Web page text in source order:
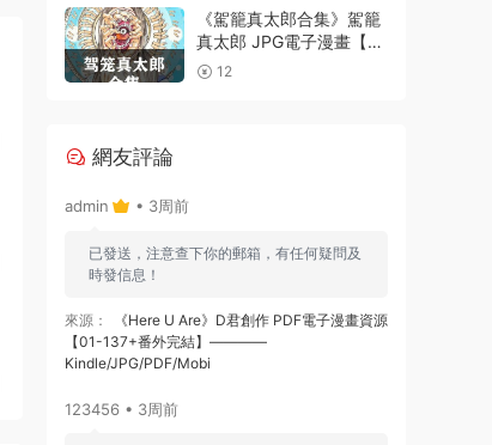
《駕籠真太郎合集》駕籠
真太郎 JPG電子漫畫【全
系完結】————
12
網友評論
admin • 3周前
已發送，注意查下你的郵箱，有任何疑問及
時發信息！
來源：
《Here U Are》D君創作 PDF電子漫畫資源
【01-137+番外完結】————
Kindle/JPG/PDF/Mobi
123456 • 3周前